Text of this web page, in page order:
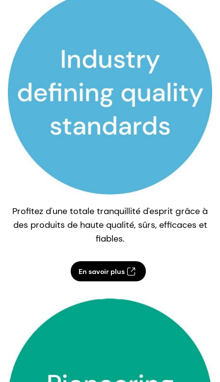
Profitez d'une totale tranquillité d'esprit grâce à
des produits de haute qualité, sûrs, efficaces et
fiables.
En savoir plus